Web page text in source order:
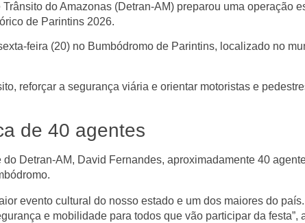
do Amazonas (Detran-AM) preparou uma operação
de Parintins 2026.
feira (20) no Bumbódromo de Parintins, localizado no
reforçar a segurança viária e orientar motoristas e
de 40 agentes
do Detran-AM, David Fernandes, aproximadamente 40
evento cultural do nosso estado e um dos maiores do
e mobilidade para todos que vão participar da festa”,